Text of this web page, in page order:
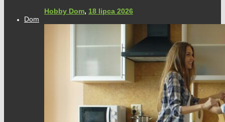
Hobby Dom, 18 lipca 2026
Dom